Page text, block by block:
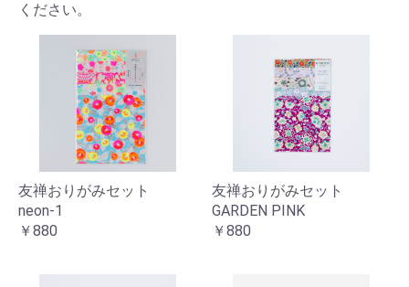
ください。
友禅おりがみセット
neon-1
￥880
友禅おりがみセット
GARDEN PINK
￥880